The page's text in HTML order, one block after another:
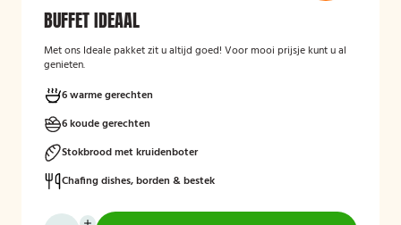
BUFFET IDEAAL
Met ons Ideale pakket zit u altijd goed! Voor mooi prijsje kunt u al
genieten.
6 warme gerechten
6 koude gerechten
Stokbrood met kruidenboter
Chafing dishes, borden & bestek